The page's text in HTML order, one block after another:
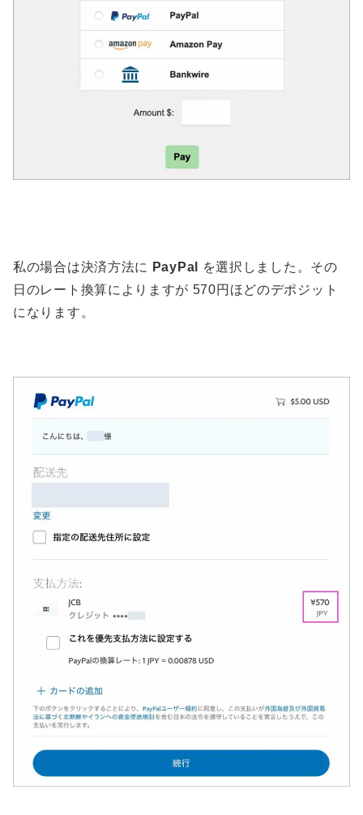
私の場合は決済方法に PayPal
を選択しました。その
日のレート換算によりますが 570円ほどのデポジット
になります。